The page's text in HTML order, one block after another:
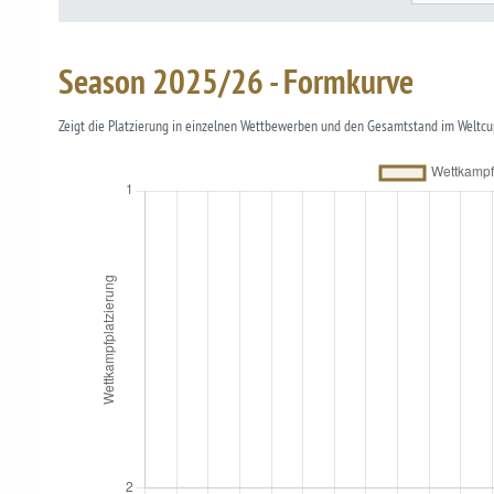
Season 2025/26 - Formkurve
Zeigt die Platzierung in einzelnen Wettbewerben und den Gesamtstand im